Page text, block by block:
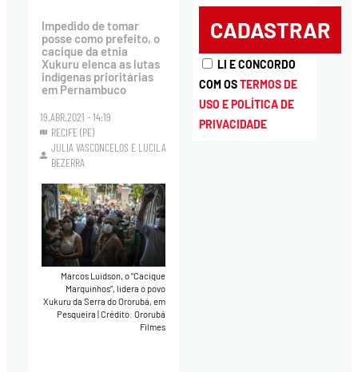
Impedido de tomar
posse como prefeito, o
cacique da etnia
Xukuru elenca as lutas
indígenas prioritárias
em Pernambuco
19.ABR.2021 - 14:19
RECIFE (PE)
JULIA VASCONCELOS E LUCILA
BEZERRA
Marcos Luidson, o “Cacique
Marquinhos”, lidera o povo
Xukuru da Serra do Ororubá, em
Pesqueira|Crédito: Ororubá
Filmes
LI E CONCORDO
COM OSTERMOS DE
USO E POLÍTICA DE
PRIVACIDADE